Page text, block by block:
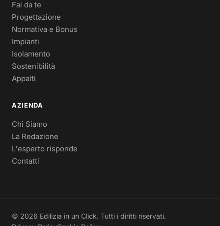
Fai da te
Progettazione
Normativa e Bonus
Impianti
Isolamento
Sostenibilità
Appalti
AZIENDA
Chi Siamo
La Redazione
L'esperto risponde
Contatti
© 2026 Edilizia in un Click. Tutti i diritti riservati.